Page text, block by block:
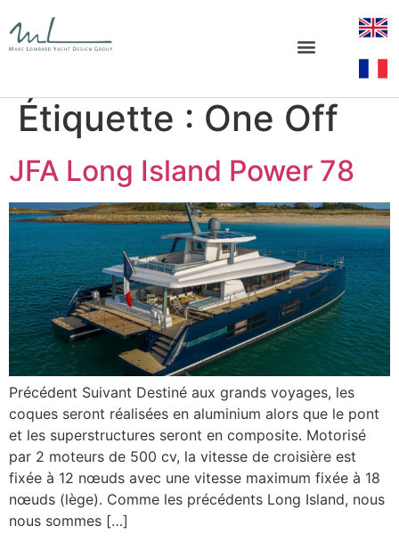
Étiquette : One Off
JFA Long Island Power 78
Précédent Suivant Destiné aux grands voyages, les
coques seront réalisées en aluminium alors que le pont
et les superstructures seront en composite. Motorisé
par 2 moteurs de 500 cv, la vitesse de croisière est
fixée à 12 nœuds avec une vitesse maximum fixée à 18
nœuds (lège). Comme les précédents Long Island, nous
nous sommes […]